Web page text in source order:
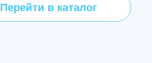
Перейти в каталог